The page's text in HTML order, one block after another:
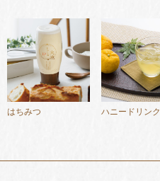
はちみつ ハニードリンク